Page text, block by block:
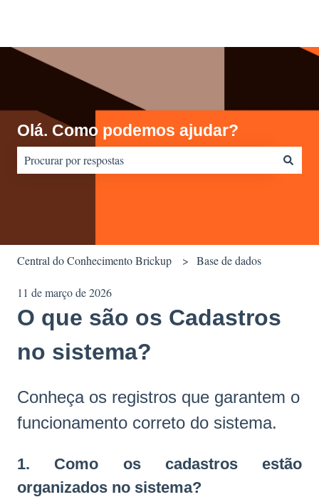
Olá. Como podemos ajudar?
Central do Conhecimento Brickup Base de dados
11 de março de 2026
O que são os Cadastros
no sistema?
Conheça os registros que garantem o
funcionamento correto do sistema.
1. Como os cadastros estão
organizados no sistema?